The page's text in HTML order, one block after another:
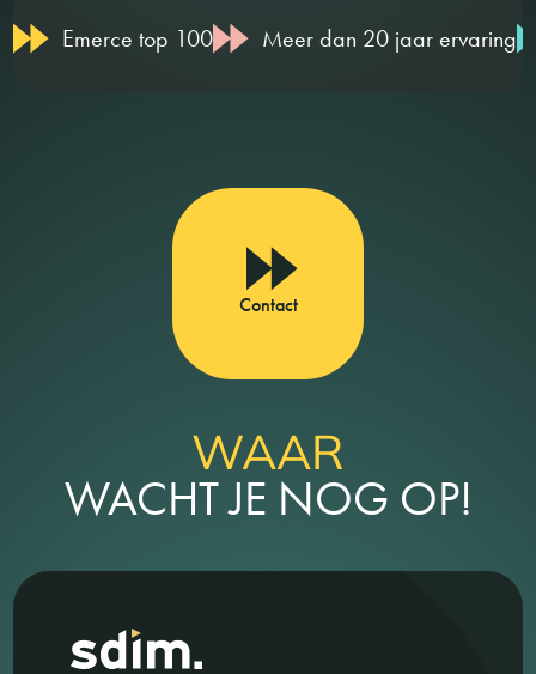
Emerce top 100 Meer dan 20 jaar ervaring
Contact
WAAR
WACHT JE NOG OP!